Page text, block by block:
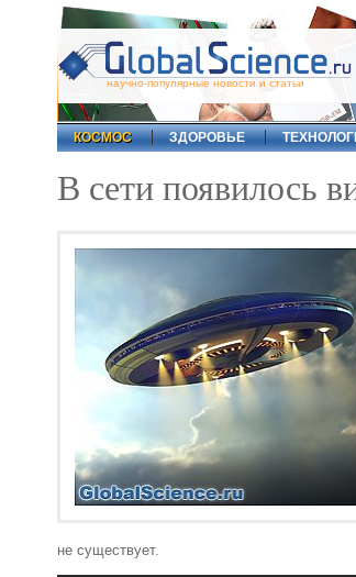
научно-популярные новости и статьи
КОСМОС
ЗДОРОВЬЕ
В сети появилось
не существует.